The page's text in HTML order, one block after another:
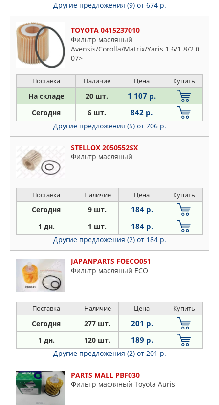
Другие предложения (9) от 674 р.
TOYOTA 0415237010
Фильтр масляный
Avensis/Corolla/Matrix/Yaris 1.6/1.8/2.0
07>
Поставка Наличие Цена Купить
На складе 20 шт. 1 107 р.
Сегодня 6 шт. 842 р.
Другие предложения (5) от 706 р.
STELLOX 2050552SX
Фильтр масляный
Поставка Наличие Цена Купить
Сегодня 9 шт. 184 р.
1 дн. 1 шт. 184 р.
Другие предложения (2) от 184 р.
JAPANPARTS FOECO051
Фильтр масляный ECO
Поставка Наличие Цена Купить
Сегодня 277 шт. 201 р.
1 дн. 120 шт. 189 р.
Другие предложения (2) от 201 р.
PARTS MALL PBF030
Фильтр масляный Toyota Auris